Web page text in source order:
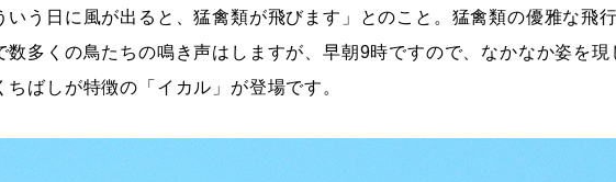
う日に風が出ると、猛禽類が飛びます」とのこと。猛禽類の優雅な飛
多くの鳥たちの鳴き声はしますが、早朝9時ですので、なかなか姿を
ばしが特徴の「イカル」が登場です。